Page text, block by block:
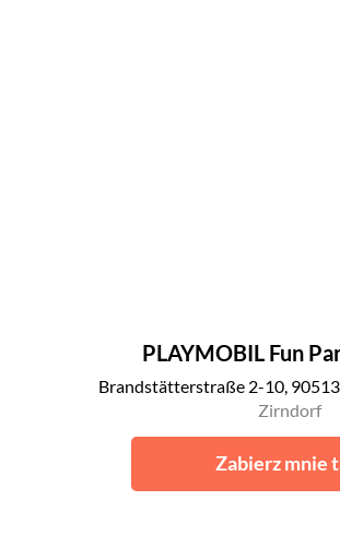
PLAYMOBIL Fun
Brandstätterstraße 2-10,
Zirndorf
Zabierz mnie